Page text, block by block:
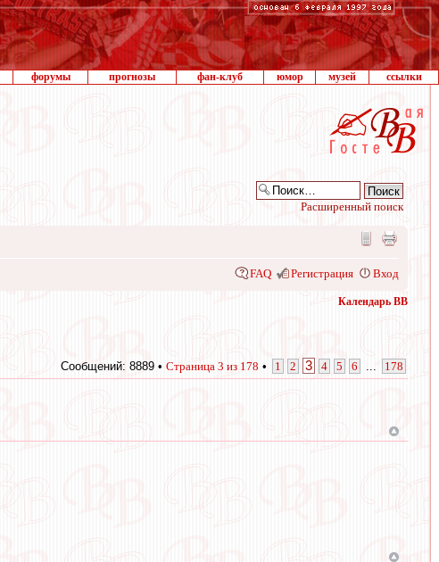
форумы прогнозы фан-клуб юмор музей ссылки
Расширенный поиск
FAQ Регистрация Вход
Календарь ВВ
Сообщений: 8889 • Страница 3 из 178 • 1 2 3 4 5 6 178